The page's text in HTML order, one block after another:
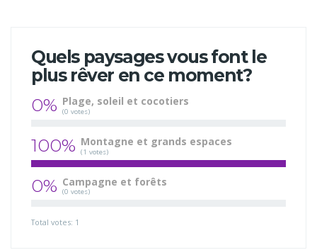
Quels paysages vous font le
plus rêver en ce moment?
0% Plage, soleil et cocotiers
(0 votes)
100% Montagne et grands espaces
(1 votes)
0% Campagne et forêts
(0 votes)
Total votes: 1